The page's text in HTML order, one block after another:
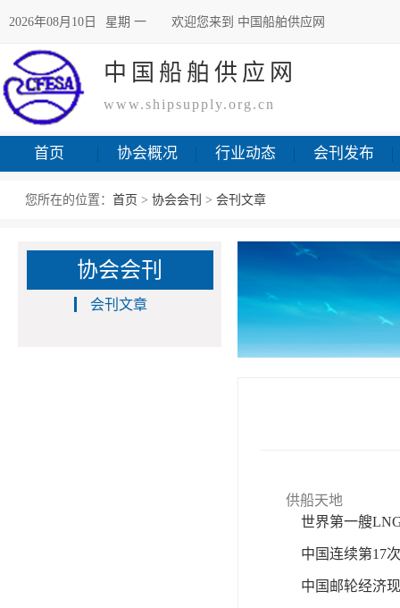
2026年08月10日 星期 一 欢迎您来到 中国船舶供应网
中国船舶供应网
www.shipsupply.org.cn
首页 协会概况 行业动态 会刊发布
您所在的位置： 首页 > 协会会刊 > 会刊文章
协会会刊
会刊文章
供船天地
世界第一艘
中国连续第17
中国邮轮经济